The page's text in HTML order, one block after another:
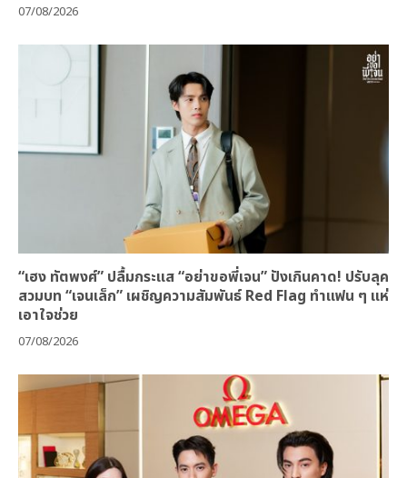
07/08/2026
“เฮง ทัตพงศ์” ปลื้มกระแส “อย่าขอพี่เจน” ปังเกินคาด! ปรับลุค
สวมบท “เจนเล็ก” เผชิญความสัมพันธ์ Red Flag ทำแฟน ๆ แห่
เอาใจช่วย
07/08/2026